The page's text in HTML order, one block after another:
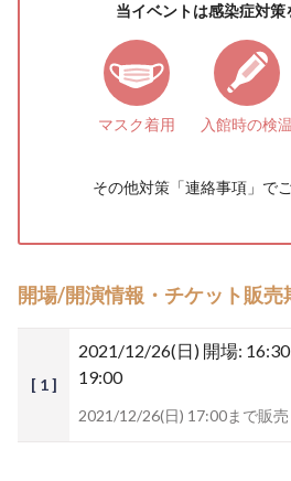
当イベントは感染症対策
マスク着用 入館時の検温
その他対策「連絡事項 」で
開場/開演情報・チケット販売
[ 1 ]
2021/12/26(日) 開場:
19:00
2021/12/26(日) 17:00まで販売